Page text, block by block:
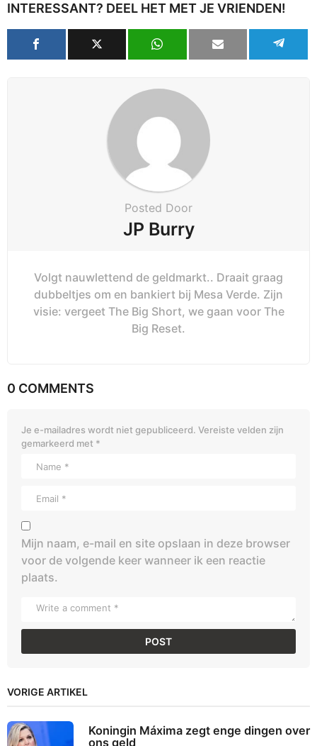
INTERESSANT? DEEL HET MET JE VRIENDEN!
Posted Door
JP Burry
Volgt nauwlettend de geldmarkt.. Draait graag
dubbeltjes om en bankiert bij Mesa Verde. Zijn
visie: vergeet The Big Short, we gaan voor The
Big Reset.
0 COMMENTS
Je e-mailadres wordt niet gepubliceerd. Vereiste velden zijn
gemarkeerd met *
Mijn naam, e-mail en site opslaan in deze browser
voor de volgende keer wanneer ik een reactie
plaats.
VORIGE ARTIKEL
Koningin Máxima zegt enge dingen over
ons geld